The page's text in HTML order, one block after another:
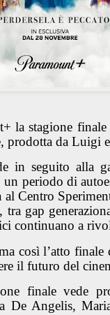
la stagione finale
prodotta da Luigi
in seguito alla
periodo di
al Centro
gap
continuano a
così l’atto finale
il futuro del
finale vede
De Angelis,